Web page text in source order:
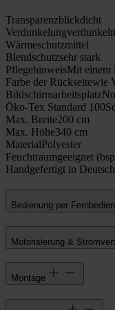
Transparenzblickdicht
Verdunkelung
Wärmeschutzmittel
Blendschutzsehr stark
PflegehinweisMit einem
Farbe der Rückseitewie
Bildschirmarbeitsplatz
Öko-Tex Standard 100
Max. Breite200 cm
Max. Höhe340 cm
MaterialPolyester
Feuchtraumgeeignet
Handgefertigt in
Bedienung per
Motorisierung &
Montage